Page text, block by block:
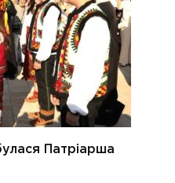
Патріарша